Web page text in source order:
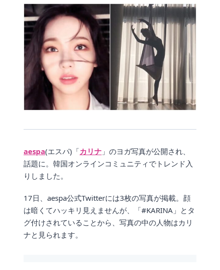
aespa(エスパ)「カリナ 」のヨガ写真が公開され、
話題に。韓国オンラインコミュニティでトレンド入
りしました。
17日、aespa公式Twitterには3枚の写真が掲載。顔
は暗くてハッキリ見えませんが、「#KARINA」とタ
グ付けされていることから、写真の中の人物はカリ
ナと見られます。